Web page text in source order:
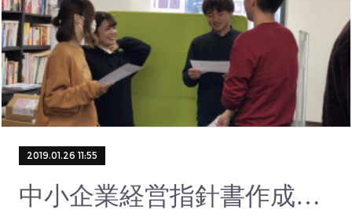
2019.01.26 11:55
中小企業経営指針書作成セミナーに参加